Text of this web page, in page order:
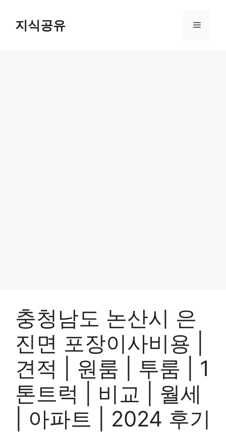
content지식공유 Menu
충청남도 논산시 은
진면 포장이사비용 |
견적 | 원룸 | 투룸 | 1
톤트럭 | 비교 | 월세
| 아파트 | 2024 후기